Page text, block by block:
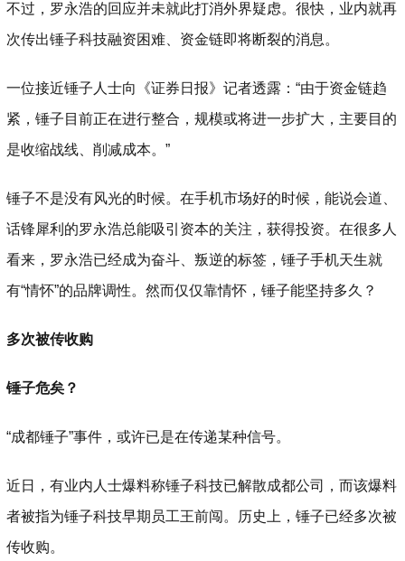
不过，罗永浩的回应并未就此打消外界疑虑。很快，业内就再
次传出锤子科技融资困难、资金链即将断裂的消息。
一位接近锤子人士向《证券日报》记者透露：“由于资金链趋
紧，锤子目前正在进行整合，规模或将进一步扩大，主要目的
是收缩战线、削减成本。”
锤子不是没有风光的时候。在手机市场好的时候，能说会道、
话锋犀利的罗永浩总能吸引资本的关注，获得投资。在很多人
看来，罗永浩已经成为奋斗、叛逆的标签，锤子手机天生就
有“情怀”的品牌调性。然而仅仅靠情怀，锤子能坚持多久？
多次被传收购
锤子危矣？
“成都锤子”事件，或许已是在传递某种信号。
近日，有业内人士爆料称锤子科技已解散成都公司，而该爆料
者被指为锤子科技早期员工王前闯。历史上，锤子已经多次被
传收购。